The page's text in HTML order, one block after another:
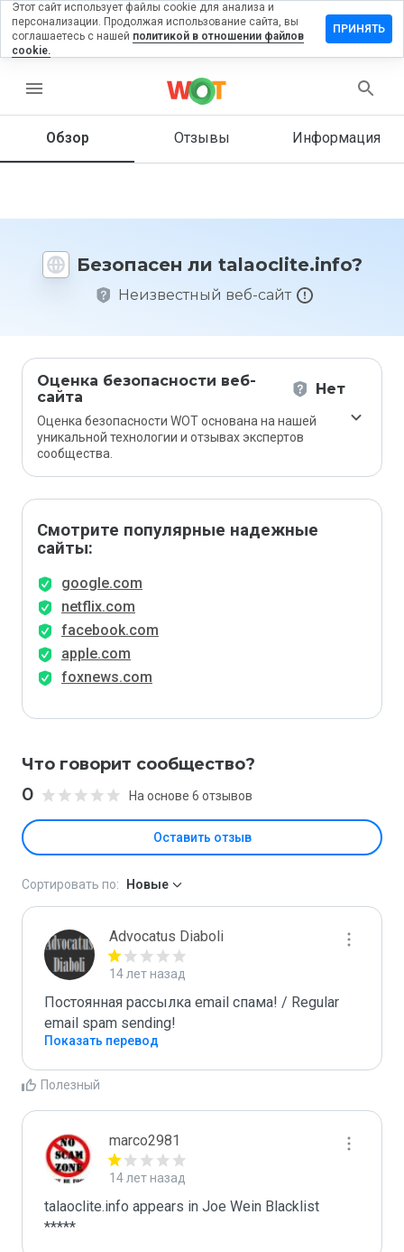
menu
Обзор Отзывы Информация
Безопасен ли talaoclite.info?
Неизвестный веб-сайт
Оценка безопасности веб-
сайта
Нет
Оценка безопасности WOT основана на нашей
уникальной технологии и отзывах экспертов
сообщества.
Смотрите популярные надежные
сайты:
google.com
netflix.com
facebook.com
apple.com
foxnews.com
Что говорит сообщество?
0 На основе 6 отзывов
Оставить отзыв
на
Как бы
этот
1 до 5?
Сортировать по: Новые
Advocatus Diaboli
14 лет назад
Постоянная рассылка email спама! / Regular
email spam sending!
Показать перевод
Полезный
marco2981
14 лет назад
talaoclite.info appears in Joe Wein Blacklist
*****
Этот сайт использует файлы cookie для анализа и
персонализации. Продолжая использование сайта, вы
соглашаетесь с нашей политикой в отношении файлов
cookie.
ПРИНЯТЬ